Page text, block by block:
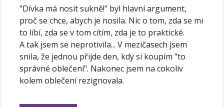
"Dívka má nosit sukně!" byl hlavní argument,
proč se chce, abych je nosila. Nic o tom, zda se mi
to líbí, zda se v tom cítím, zda je to praktické.
A tak jsem se neprotivila... V mezičasech jsem
snila, že jednou přijde den, kdy si koupím "to
správné oblečení". Nakonec jsem na cokoliv
kolem oblečení rezignovala.